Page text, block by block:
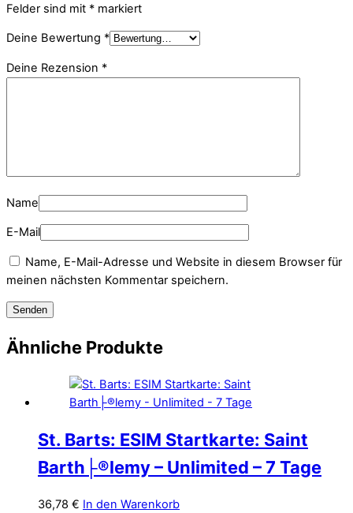
Felder sind mit * markiert
Deine Bewertung *
Deine Rezension *
Name
E-Mail
Name, E-Mail-Adresse und Website in diesem Browser für
meinen nächsten Kommentar speichern.
Ähnliche Produkte
St. Barts: ESIM Startkarte: Saint
Barth├®lemy – Unlimited – 7 Tage
36,78 € In den Warenkorb